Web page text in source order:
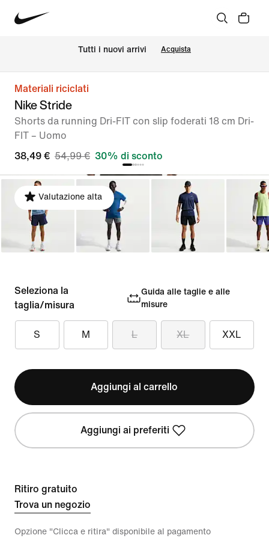
Tutti i nuovi arrivi Acquista
Materiali riciclati
Nike Stride
Shorts da running Dri-FIT con slip foderati 18 cm Dri-
FIT – Uomo
38,49 € 54,99 € 30% di sconto
Valutazione alta
Seleziona la
taglia/misura
Guida alle taglie e alle
misure
S M L XL XXL
Aggiungi al carrello
Aggiungi ai preferiti
Ritiro gratuito
Trova un negozio
Opzione "Clicca e ritira" disponibile al pagamento